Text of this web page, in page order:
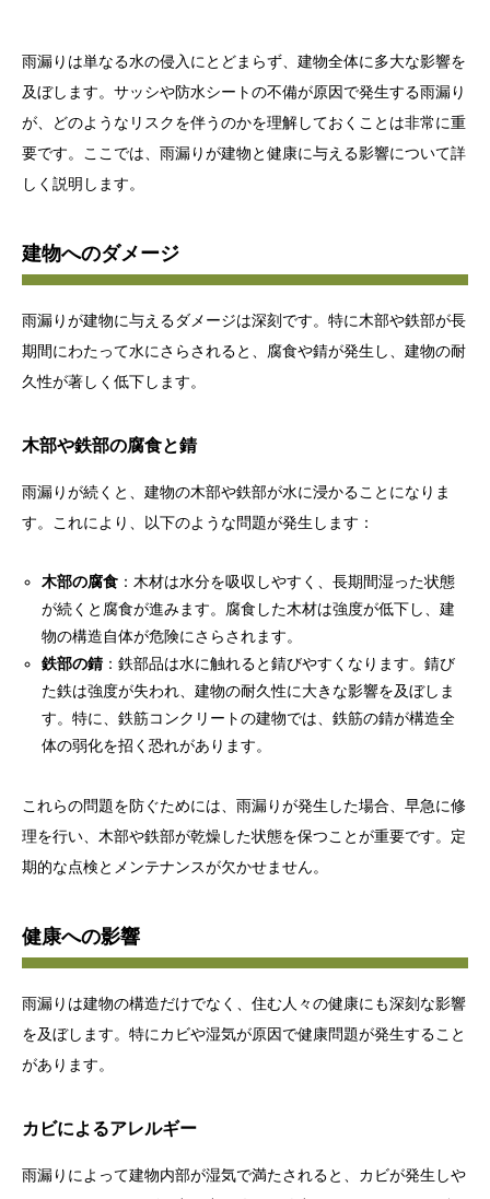
雨漏りは単なる水の侵入にとどまらず、建物全体に多大な影響を
及ぼします。サッシや防水シートの不備が原因で発生する雨漏り
が、どのようなリスクを伴うのかを理解しておくことは非常に重
要です。ここでは、雨漏りが建物と健康に与える影響について詳
しく説明します。
建物へのダメージ
雨漏りが建物に与えるダメージは深刻です。特に木部や鉄部が長
期間にわたって水にさらされると、腐食や錆が発生し、建物の耐
久性が著しく低下します。
木部や鉄部の腐食と錆
雨漏りが続くと、建物の木部や鉄部が水に浸かることになりま
す。これにより、以下のような問題が発生します：
木部の腐食 ：木材は水分を吸収しやすく、長期間湿った状態
が続くと腐食が進みます。腐食した木材は強度が低下し、建
物の構造自体が危険にさらされます。
鉄部の錆 ：鉄部品は水に触れると錆びやすくなります。錆び
た鉄は強度が失われ、建物の耐久性に大きな影響を及ぼしま
す。特に、鉄筋コンクリートの建物では、鉄筋の錆が構造全
体の弱化を招く恐れがあります。
これらの問題を防ぐためには、雨漏りが発生した場合、早急に修
理を行い、木部や鉄部が乾燥した状態を保つことが重要です。定
期的な点検とメンテナンスが欠かせません。
健康への影響
雨漏りは建物の構造だけでなく、住む人々の健康にも深刻な影響
を及ぼします。特にカビや湿気が原因で健康問題が発生すること
があります。
カビによるアレルギー
雨漏りによって建物内部が湿気で満たされると、カビが発生しや